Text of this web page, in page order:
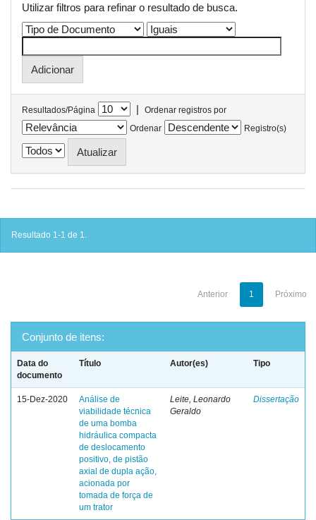
Utilizar filtros para refinar o resultado de busca.
Resultados/Página |
Ordenar registros por
Ordenar
Registro(s)
Resultado 1-1 de 1.
Anterior 1 Próximo
Conjunto de itens:
Data do
documento
Título Autor(es) Tipo
15-Dez-2020
Análise de
viabilidade técnica
de uma bomba
hidráulica compacta
de deslocamento
positivo, de pistão
axial de dupla ação,
acionada por
tomada de força de
um trator
Leite, Leonardo
Geraldo
Dissertação